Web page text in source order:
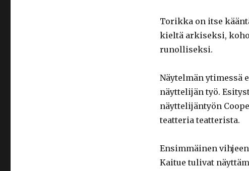
Torikka on itse
kieltä arkiseksi,
runolliseksi.
Näytelmän ytimessä
näyttelijän työ.
näyttelijäntyön
teatteria teatterista.
Ensimmäinen
Kaitue tulivat